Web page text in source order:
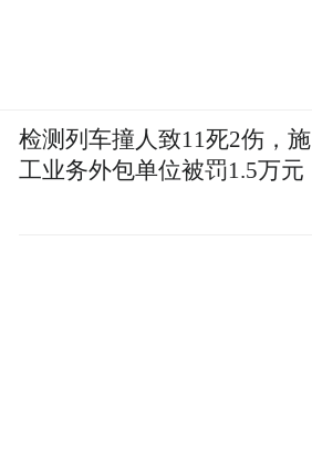
检测列车撞人致11死2伤，施
工业务外包单位被罚1.5万元